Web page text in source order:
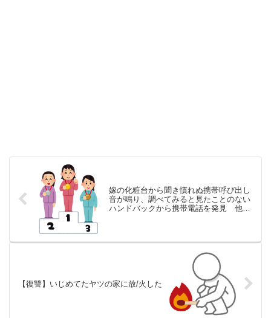
嫁の化粧台から聞き慣れぬ携帯呼び出し
音が鳴り、調べてみると見たことのない
ハンドバックから携帯電話を発見 他、
【復讐】いじめてたヤツの家に放/火した